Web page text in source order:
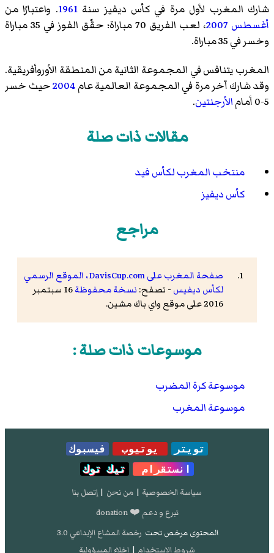
شارك المغرب لأول مرة في كأس ديفيز سنة1961. واعتبارًا من
أغسطس 2007
، لعب الفريق 70 مباراة؛ حقّق الفوز في 35 مباراة
وخسر في 35 مباراة.
المغرب يتنافس في المجموعة الثانية من المنطقة الأوروأفريقية.
وقد شارك آخر مرة في المجموعة العالمية عام2004حيث خسر
5-0 أمام
الأرجنتين.
مقالات ذات صلة
منتخب المغرب لكأس فيد
كأس ديفيز
مراجع
صفحة المغرب على DavisCup.com، الموقع الرسمي
لكأس ديفيس - تصفح: نسخة محفوظة
16 سبتمبر
2016 على موقع واي باك مشين.
موسوعات ذات صلة :
موسوعة كرة المضرب
موسوعة المغرب
تويتر يوتيوب
فيسبوك
انستقرام
تيك توك
سياسة الخصوصية | من نحن | إتصل بنا
تبرع و دعم ❤️ donation
المحتوى مرخص تحت رخصة المشاع الإبداعي 3.0
شروط الإستخدام | إخلاء المسؤولية